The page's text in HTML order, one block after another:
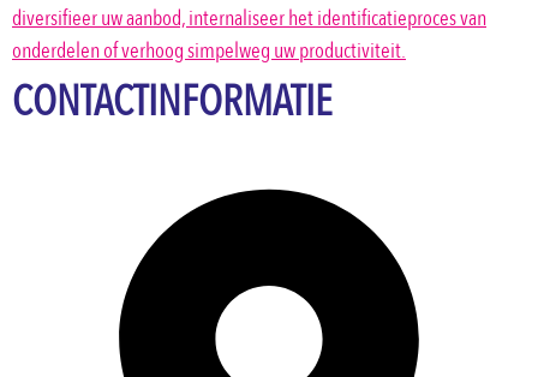
diversifieer uw aanbod, internaliseer het identificatieproces van
onderdelen of verhoog simpelweg uw productiviteit.
CONTACTINFORMATIE